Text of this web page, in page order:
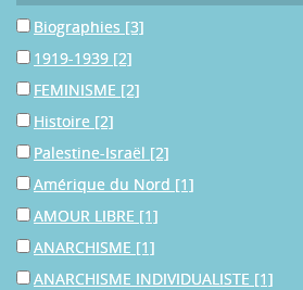
Biographies [3]
1919-1939 [2]
FEMINISME [2]
Histoire [2]
Palestine-Israël [2]
Amérique du Nord [1]
AMOUR LIBRE [1]
ANARCHISME [1]
ANARCHISME INDIVIDUALISTE [1]